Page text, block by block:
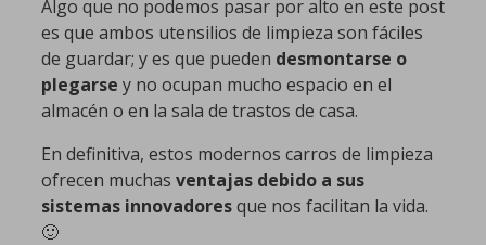
Algo que no podemos pasar por alto en este post
es que ambos utensilios de limpieza son fáciles
de guardar; y es que pueden desmontarse o
plegarse y no ocupan mucho espacio en el
almacén o en la sala de trastos de casa.
En definitiva, estos modernos carros de limpieza
ofrecen muchas ventajas debido a sus
sistemas innovadoresque nos facilitan la vida.
🙂